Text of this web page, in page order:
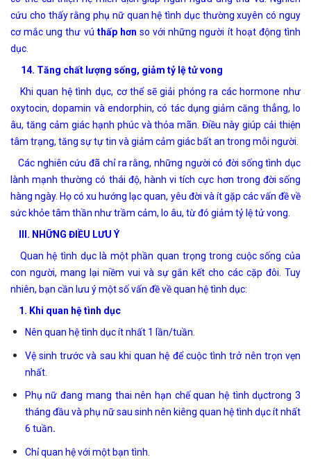
cứu cho thấy rằng phụ nữ quan hệ tình dục thường xuyên có nguy
cơ mắc ung thư vú thấp hơn so với những người ít hoạt động tình
dục.
14. Tăng chất lượng sống, giảm tỷ lệ tử vong
Khi quan hệ tình dục, cơ thể sẽ giải phóng ra các hormone như
oxytocin, dopamin và endorphin, có tác dụng giảm căng thẳng, lo
âu, tăng cảm giác hạnh phúc và thỏa mãn. Điều này giúp cải thiện
tâm trạng, tăng sự tự tin và giảm cảm giác bất an trong mỗi người.
Các nghiên cứu đã chỉ ra rằng, những người có đời sống tình dục
lành mạnh thường có thái độ, hành vi tích cực hơn trong đời sống
hàng ngày. Họ có xu hướng lạc quan, yêu đời và ít gặp các vấn đề về
sức khỏe tâm thần như trầm cảm, lo âu, từ đó giảm tỷ lệ tử vong.
III. NHỮNG ĐIỀU LƯU Ý
Quan hệ tình dục là một phần quan trọng trong cuộc sống của
con người, mang lại niềm vui và sự gắn kết cho các cặp đôi. Tuy
nhiên, bạn cần lưu ý một số vấn đề về quan hệ tình dục:
1. Khi quan hệ tình dục
Nên quan hệ tình dục ít nhất 1 lần/tuần.
Vệ sinh trước và sau khi quan hệ để cuộc tình trở nên trọn vẹn
nhất.
Phụ nữ đang mang thai nên hạn chế quan hệ tình dụctrong 3
tháng đầu và phụ nữ sau sinh nên kiêng quan hệ tình dục ít nhất
6 tuần.
Chỉ quan hệ với một bạn tình.